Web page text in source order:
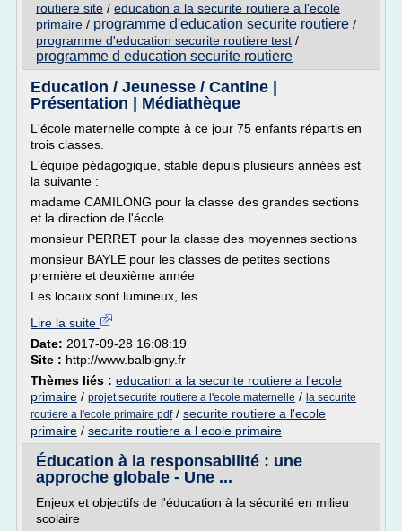
routiere site / education a la securite routiere a l'ecole
primaire / programme d'education securite routiere /
programme d'education securite routiere test /
programme d education securite routiere
Education / Jeunesse / Cantine |
Présentation | Médiathèque
L'école maternelle compte à ce jour 75 enfants répartis en
trois classes.
L'équipe pédagogique, stable depuis plusieurs années est
la suivante :
madame CAMILONG pour la classe des grandes sections
et la direction de l'école
monsieur PERRET pour la classe des moyennes sections
monsieur BAYLE pour les classes de petites sections
première et deuxième année
Les locaux sont lumineux, les...
Lire la suite
Date: 2017-09-28 16:08:19
Site : http://www.balbigny.fr
Thèmes liés : education a la securite routiere a l'ecole
primaire / projet securite routiere a l'ecole maternelle / la securite
routiere a l'ecole primaire pdf/ securite routiere a l'ecole
primaire / securite routiere a l ecole primaire
Éducation à la responsabilité : une
approche globale - Une ...
Enjeux et objectifs de l'éducation à la sécurité en milieu
scolaire